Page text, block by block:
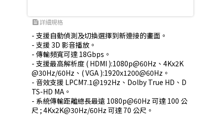
feed詳細規格
- 支援自動偵測及切換選擇到新連接的畫面。
- 支援 3D 影音播放。
- 傳輸頻寬可達 18Gbps。
- 支援最高解析度 ( HDMI ):1080p@60Hz、4Kx2K
@30Hz/60Hz、( VGA ):1920x1200@60Hz。
- 音效支援 LPCM7.1@192Hz、Dolby True HD、D
TS-HD MA。
- 系統傳輸距離總長最遠 1080p@60Hz 可達 100 公
尺 ; 4Kx2K@30Hz/60Hz 可達 70 公尺。